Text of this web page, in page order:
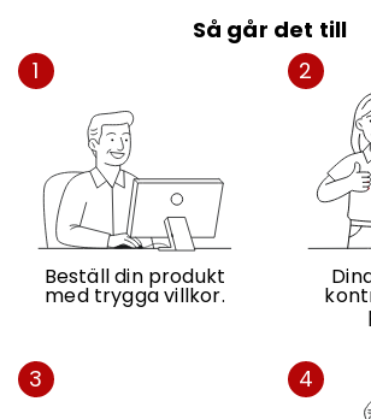
Så går det till
1
Beställ din produkt
med trygga villkor.
2
3 4